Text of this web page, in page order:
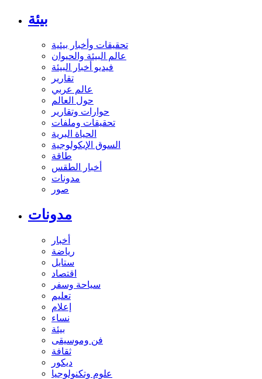
بيئة
تحقيقات وأخبار بيئية
عالم البيئة والحيوان
فيديو أخبار البيئة
تقارير
عالم عربي
حول العالم
حوارات وتقارير
تحقيقات وملفات
الحياة البرية
السوق الإيكولوجية
طاقة
أخبار الطقس
مدونات
صور
مدونات
أخبار
رياضة
ستايل
اقتصاد
سياحة وسفر
تعليم
إعلام
نساء
بيئة
فن وموسيقى
ثقافة
ديكور
علوم وتكنولوجيا